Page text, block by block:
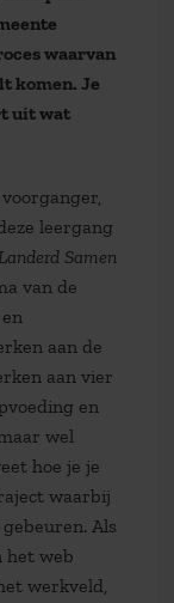
waarvan
komen. Je
uit wat
leergang
Samen
van de
aan de
aan vier
en
wel
hoe je je
waarbij
Als
het web
werkveld,